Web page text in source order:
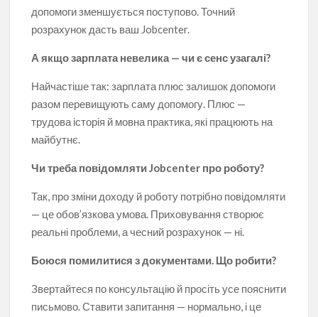
допомоги зменшується поступово. Точний
розрахунок дасть ваш Jobcenter.
А якщо зарплата невелика — чи є сенс узагалі?
Найчастіше так: зарплата плюс залишок допомоги
разом перевищують саму допомогу. Плюс —
трудова історія й мовна практика, які працюють на
майбутнє.
Чи треба повідомляти Jobcenter про роботу?
Так, про зміни доходу й роботу потрібно повідомляти
— це обов’язкова умова. Приховування створює
реальні проблеми, а чесний розрахунок — ні.
Боюся помилитися з документами. Що робити?
Звертайтеся по консультацію й просіть усе пояснити
письмово. Ставити запитання — нормально, і це